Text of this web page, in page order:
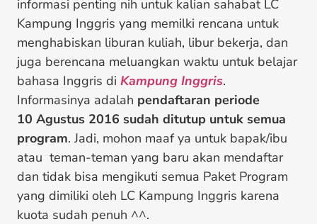
informasi penting nih untuk kalian sahabat LC
Kampung Inggris yang memilki rencana untuk
menghabiskan liburan kuliah, libur bekerja, dan
juga berencana meluangkan waktu untuk belajar
bahasa Inggris di Kampung Inggris.
Informasinya adalah pendaftaran periode
10 Agustus 2016 sudah ditutup untuk semua
program. Jadi, mohon maaf ya untuk bapak/ibu
atau teman-teman yang baru akan mendaftar
dan tidak bisa mengikuti semua Paket Program
yang dimiliki oleh LC Kampung Inggris karena
kuota sudah penuh ^^.